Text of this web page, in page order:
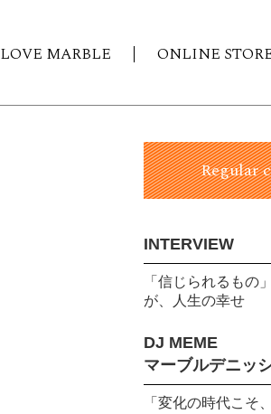
LOVE MARBLE ONLINE
Regular
INTERVIEW
「信じられるもの
が、人生の幸せ
DJ MEME
マーブルデニッ
「変化の時代こそ